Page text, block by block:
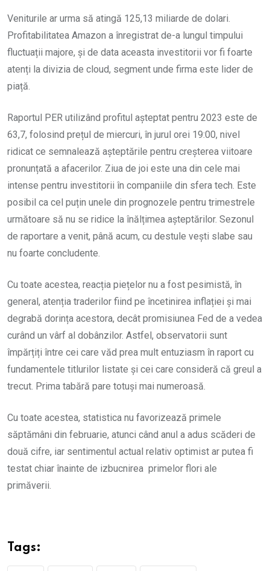
Veniturile ar urma să atingă 125,13 miliarde de dolari.
Profitabilitatea Amazon a înregistrat de-a lungul timpului
fluctuații majore, și de data aceasta investitorii vor fi foarte
atenți la divizia de cloud, segment unde firma este lider de
piață.
Raportul PER utilizând profitul așteptat pentru 2023 este de
63,7, folosind prețul de miercuri, în jurul orei 19:00, nivel
ridicat ce semnalează așteptările pentru creșterea viitoare
pronunțată a afacerilor. Ziua de joi este una din cele mai
intense pentru investitorii în companiile din sfera tech. Este
posibil ca cel puțin unele din prognozele pentru trimestrele
următoare să nu se ridice la înălțimea așteptărilor. Sezonul
de raportare a venit, până acum, cu destule vești slabe sau
nu foarte concludente.
Cu toate acestea, reacția piețelor nu a fost pesimistă, în
general, atenția traderilor fiind pe încetinirea inflației și mai
degrabă dorința acestora, decât promisiunea Fed de a vedea
curând un vârf al dobânzilor. Astfel, observatorii sunt
împărțiți între cei care văd prea mult entuziasm în raport cu
fundamentele titlurilor listate și cei care consideră că greul a
trecut. Prima tabără pare totuși mai numeroasă.
Cu toate acestea, statistica nu favorizează primele
săptămâni din februarie, atunci când anul a adus scăderi de
două cifre, iar sentimentul actual relativ optimist ar putea fi
testat chiar înainte de izbucnirea primelor flori ale
primăverii.
Tags: